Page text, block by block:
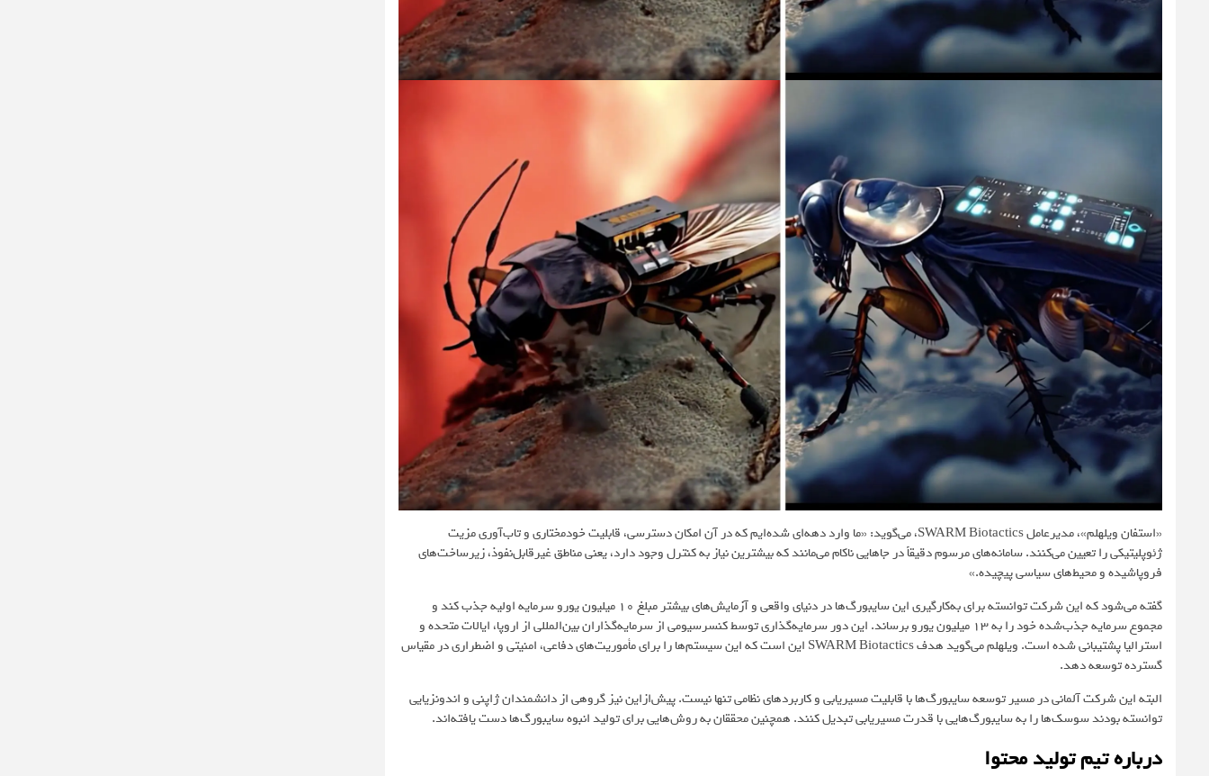
«استفان ویلهلم»، مدیرعامل SWARM Biotactics، می‌گوید: «ما وارد دهه‌ای شده‌ایم که در آن امکان دسترسی، قابلیت خودمختاری و تاب‌آوری مزیت
ژئوپلیتیکی را تعیین می‌کنند. سامانه‌های مرسوم دقیقاً در جاهایی ناکام می‌مانند که بیشترین نیاز به کنترل وجود دارد، یعنی مناطق غیرقابل‌نفوذ، زیرساخت‌های
فروپاشیده و محیط‌های سیاسی پیچیده.»
گفته می‌شود که این شرکت توانسته برای به‌کارگیری این سایبورگ‌ها در دنیای واقعی و آزمایش‌های بیشتر مبلغ ۱۰ میلیون یورو سرمایه اولیه جذب کند و
مجموع سرمایه جذب‌شده خود را به ۱۳ میلیون یورو برساند. این دور سرمایه‌گذاری توسط کنسرسیومی از سرمایه‌گذاران بین‌المللی از اروپا، ایالات متحده و
استرالیا پشتیبانی شده است. ویلهلم می‌گوید هدف SWARM Biotactics این است که این سیستم‌ها را برای مأموریت‌های دفاعی، امنیتی و اضطراری در مقیاس
گسترده توسعه دهد.
البته این شرکت آلمانی در مسیر توسعه سایبورگ‌ها با قابلیت مسیریابی و کاربردهای نظامی تنها نیست. پیش‌ازاین نیز گروهی از دانشمندان ژاپنی و اندونزیایی
توانسته بودند سوسک‌ها را به سایبورگ‌هایی با قدرت مسیریابی تبدیل کنند. همچنین محققان به روش‌هایی برای تولید انبوه سایبورگ‌ها دست یافته‌اند.
درباره تیم تولید محتوا